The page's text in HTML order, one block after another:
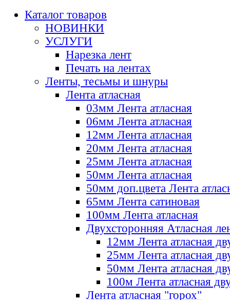
Каталог товаров
НОВИНКИ
УСЛУГИ
Нарезка лент
Печать на лентах
Ленты, тесьмы и шнуры
Лента атласная
03мм Лента атласная
06мм Лента атласная
12мм Лента атласная
20мм Лента атласная
25мм Лента атласная
50мм Лента атласная
50мм доп.цвета Лента
65мм Лента сатиновая
100мм Лента атласная
Двухсторонняя Атласная
12мм Лента атласная
25мм Лента атласная
50мм Лента атласная
100м Лента атласная
Лента атласная "горох"